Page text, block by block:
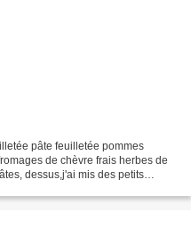
pâte feuilletée pommes
de chèvre frais herbes de
dessus,j'ai mis des petits